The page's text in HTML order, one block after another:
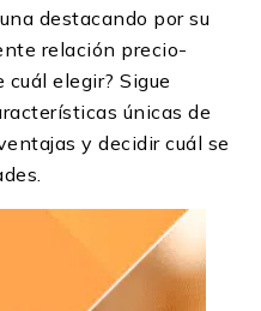
destacando por su
relación precio-
cuál elegir? Sigue
únicas de
y decidir cuál se